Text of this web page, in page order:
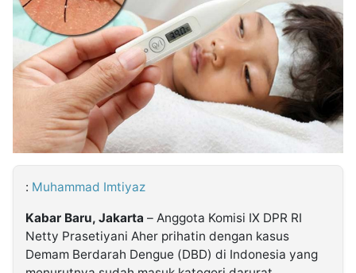
Insight
NTB
Suara
Time
Lens
IDN
Daily
Jogja
Jalan
Rakyat
Idealita
News
Kita
Notice
Radar
Baru
Seedbacklink
Follow
Kabarbaru
: Muhammad Imtiyaz
Kabar Baru, Jakarta – Anggota Komisi IX DPR RI
Netty Prasetiyani Aher prihatin dengan kasus
Demam Berdarah Dengue (DBD) di Indonesia yang